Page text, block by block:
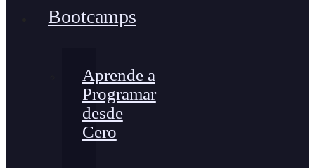
Bootcamps
Aprende a
Programar
desde
Cero